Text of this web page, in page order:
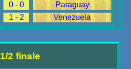
0 - 0
Paraguay
1 - 2 Venezuela
1/2 finale